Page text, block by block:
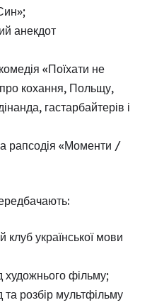
анекдот
«Поїхати не
кохання, Польщу,
гастарбайтерів і
рапсодія «Моменти /
української мови
художнього фільму;
розбір мультфільму